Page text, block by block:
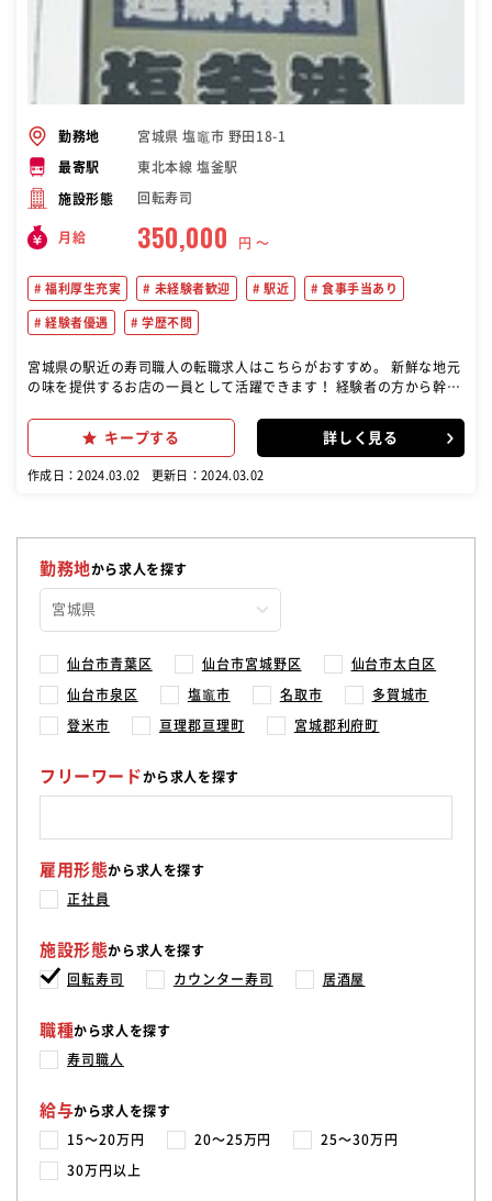
勤務地 宮城県 塩竈市 野田18-1
最寄駅 東北本線 塩釜駅
施設形態 回転寿司
月給 350,000 円 〜
福利厚生充実 未経験者歓迎 駅近 食事手当あり
経験者優遇 学歴不問
宮城県の駅近の寿司職人の転職求人はこちらがおすすめ。 新鮮な地元
の味を提供するお店の一員として活躍できます！ 経験者の方から幹部
からスタートして、魚を捌き、盛り付け、寿司を握るまでを3ヶ月程
度でステップアップしていただけます。 接客もお任せしますので、お
キープする 詳しく見る
作成日：2024.03.02 更新日：2024.03.02
勤務地から求人を探す
仙台市青葉区 仙台市宮城野区 仙台市太白区
仙台市泉区 塩竈市 名取市 多賀城市
登米市 亘理郡亘理町 宮城郡利府町
フリーワードから求人を探す
雇用形態から求人を探す
正社員
施設形態から求人を探す
回転寿司 カウンター寿司 居酒屋
職種から求人を探す
寿司職人
給与から求人を探す
15〜20万円 20〜25万円 25〜30万円
30万円以上